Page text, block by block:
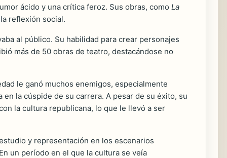
ácido y una crítica feroz. Sus obras, como La
reflexión social.
al público. Su habilidad para crear personajes
más de 50 obras de teatro, destacándose no
le ganó muchos enemigos, especialmente
en la cúspide de su carrera. A pesar de su éxito, su
la cultura republicana, lo que le llevó a ser
y representación en los escenarios
un período en el que la cultura se veía